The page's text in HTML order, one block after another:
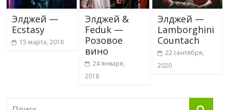
Элджей —
Ecstasy
15 марта, 2018
Элджей &
Feduk —
Розовое
вино
24 января,
2018
Элджей —
Lamborghini
Countach
22 сентября,
2020